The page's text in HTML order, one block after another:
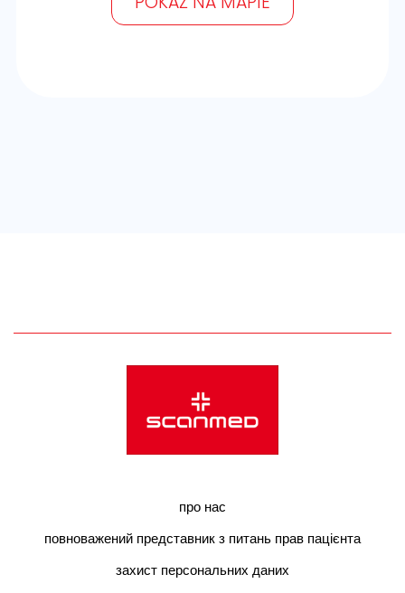
про нас
повноважений представник з питань прав пацієнта
захист персональних даних